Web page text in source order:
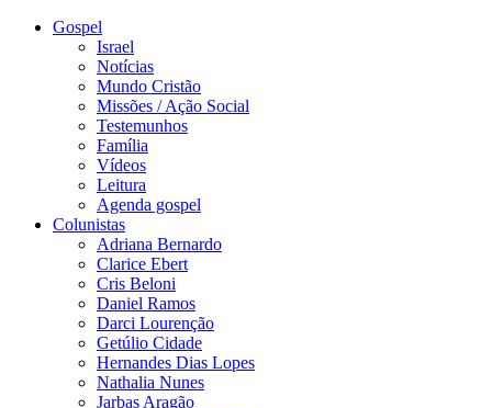
Gospel
Israel
Notícias
Mundo Cristão
Missões / Ação Social
Testemunhos
Família
Vídeos
Leitura
Agenda gospel
Colunistas
Adriana Bernardo
Clarice Ebert
Cris Beloni
Daniel Ramos
Darci Lourenção
Getúlio Cidade
Hernandes Dias Lopes
Nathalia Nunes
Jarbas Aragão